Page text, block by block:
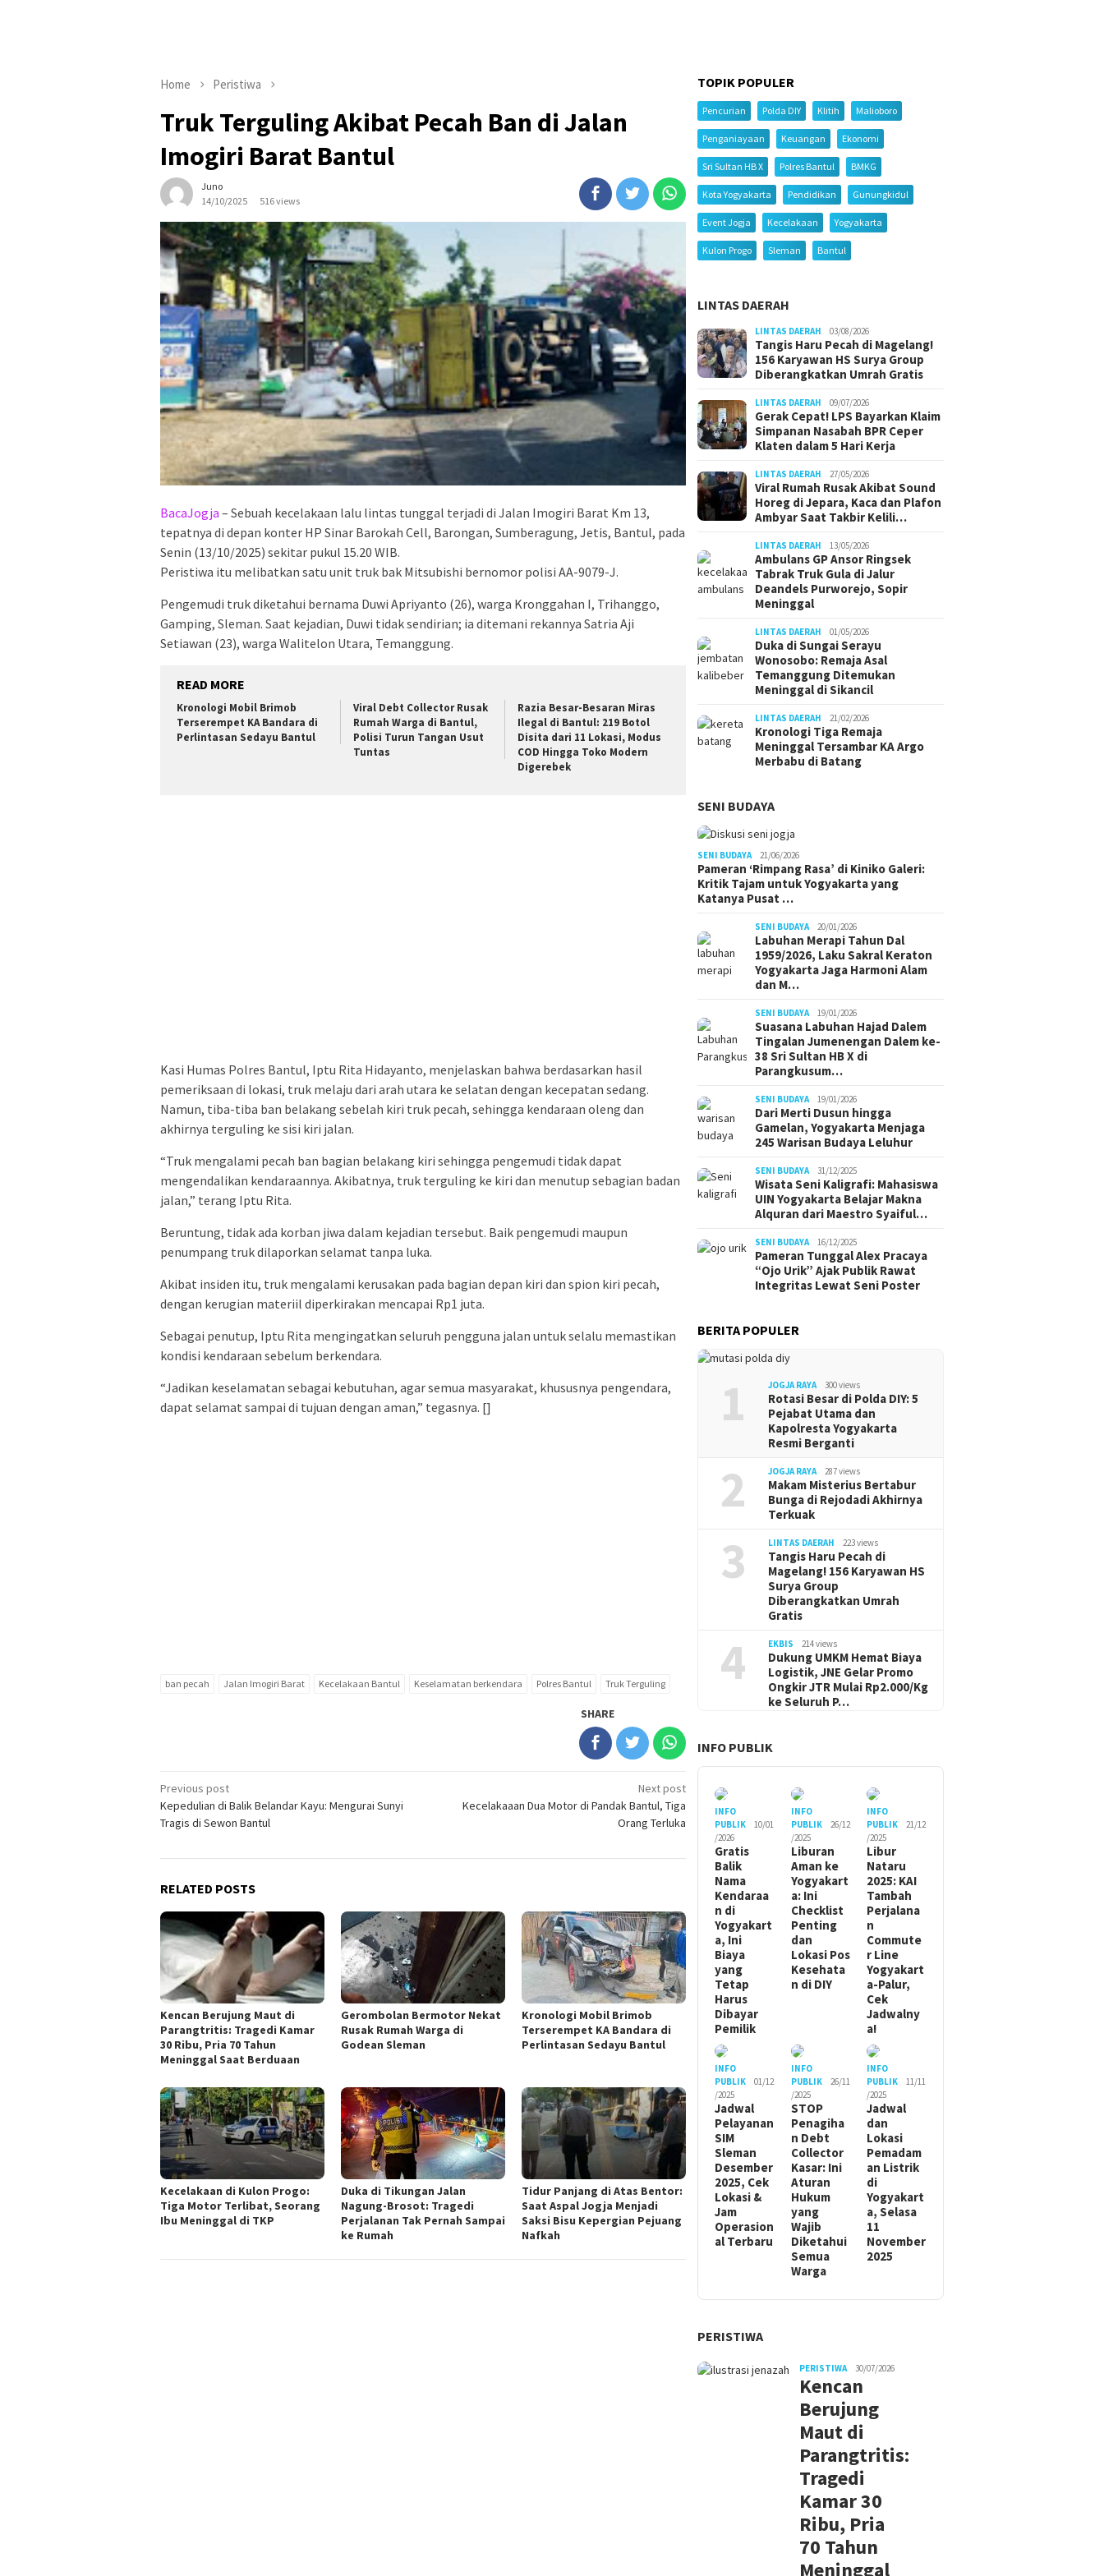
Home Peristiwa
Truk Terguling Akibat Pecah Ban di Jalan
Imogiri Barat Bantul
Juno
14/10/2025
516 views
BacaJogja – Sebuah kecelakaan lalu lintas tunggal terjadi di Jalan Imogiri Barat Km 13,
tepatnya di depan konter HP Sinar Barokah Cell, Barongan, Sumberagung, Jetis, Bantul, pada
Senin (13/10/2025) sekitar pukul 15.20 WIB.
Peristiwa itu melibatkan satu unit truk bak Mitsubishi bernomor polisi AA-9079-J.
Pengemudi truk diketahui bernama Duwi Apriyanto (26), warga Kronggahan I, Trihanggo,
Gamping, Sleman. Saat kejadian, Duwi tidak sendirian; ia ditemani rekannya Satria Aji
Setiawan (23), warga Walitelon Utara, Temanggung.
READ MORE
Kronologi Mobil Brimob
Terserempet KA Bandara di
Perlintasan Sedayu Bantul
Viral Debt Collector Rusak
Rumah Warga di Bantul,
Polisi Turun Tangan Usut
Tuntas
Razia Besar-Besaran Miras
Ilegal di Bantul: 219 Botol
Disita dari 11 Lokasi, Modus
COD Hingga Toko Modern
Digerebek
Kasi Humas Polres Bantul, Iptu Rita Hidayanto, menjelaskan bahwa berdasarkan hasil
pemeriksaan di lokasi, truk melaju dari arah utara ke selatan dengan kecepatan sedang.
Namun, tiba-tiba ban belakang sebelah kiri truk pecah, sehingga kendaraan oleng dan
akhirnya terguling ke sisi kiri jalan.
“Truk mengalami pecah ban bagian belakang kiri sehingga pengemudi tidak dapat
mengendalikan kendaraannya. Akibatnya, truk terguling ke kiri dan menutup sebagian badan
jalan,” terang Iptu Rita.
Beruntung, tidak ada korban jiwa dalam kejadian tersebut. Baik pengemudi maupun
penumpang truk dilaporkan selamat tanpa luka.
Akibat insiden itu, truk mengalami kerusakan pada bagian depan kiri dan spion kiri pecah,
dengan kerugian materiil diperkirakan mencapai Rp1 juta.
Sebagai penutup, Iptu Rita mengingatkan seluruh pengguna jalan untuk selalu memastikan
kondisi kendaraan sebelum berkendara.
“Jadikan keselamatan sebagai kebutuhan, agar semua masyarakat, khususnya pengendara,
dapat selamat sampai di tujuan dengan aman,” tegasnya. []
ban pecah Jalan Imogiri Barat Kecelakaan Bantul Keselamatan berkendara Polres Bantul Truk Terguling
SHARE
Post
navigation
Previous post
Kepedulian di Balik Belandar Kayu: Mengurai Sunyi
Tragis di Sewon Bantul
Next post
Kecelakaaan Dua Motor di Pandak Bantul, Tiga
Orang Terluka
RELATED POSTS
Kencan Berujung Maut di
Parangtritis: Tragedi Kamar
30 Ribu, Pria 70 Tahun
Meninggal Saat Berduaan
Gerombolan Bermotor Nekat
Rusak Rumah Warga di
Godean Sleman
Kronologi Mobil Brimob
Terserempet KA Bandara di
Perlintasan Sedayu Bantul
Kecelakaan di Kulon Progo:
Tiga Motor Terlibat, Seorang
Ibu Meninggal di TKP
Duka di Tikungan Jalan
Nagung-Brosot: Tragedi
Perjalanan Tak Pernah Sampai
ke Rumah
Tidur Panjang di Atas Bentor:
Saat Aspal Jogja Menjadi
Saksi Bisu Kepergian Pejuang
Nafkah
TOPIK POPULER
Pencurian Polda DIY Klitih Malioboro
Penganiayaan Keuangan Ekonomi
Sri Sultan HB X Polres Bantul BMKG
Kota Yogyakarta Pendidikan Gunungkidul
Event Jogja Kecelakaan Yogyakarta
Kulon Progo Sleman Bantul
LINTAS DAERAH
LINTAS DAERAH 03/08/2026
Tangis Haru Pecah di Magelang!
156 Karyawan HS Surya Group
Diberangkatkan Umrah Gratis
LINTAS DAERAH 09/07/2026
Gerak Cepat! LPS Bayarkan Klaim
Simpanan Nasabah BPR Ceper
Klaten dalam 5 Hari Kerja
LINTAS DAERAH 27/05/2026
Viral Rumah Rusak Akibat Sound
Horeg di Jepara, Kaca dan Plafon
Ambyar Saat Takbir Kelili…
LINTAS DAERAH 13/05/2026
Ambulans GP Ansor Ringsek
Tabrak Truk Gula di Jalur
Deandels Purworejo, Sopir
Meninggal
LINTAS DAERAH 01/05/2026
Duka di Sungai Serayu
Wonosobo: Remaja Asal
Temanggung Ditemukan
Meninggal di Sikancil
LINTAS DAERAH 21/02/2026
Kronologi Tiga Remaja
Meninggal Tersambar KA Argo
Merbabu di Batang
SENI BUDAYA
SENI BUDAYA 21/06/2026
Pameran ‘Rimpang Rasa’ di Kiniko Galeri:
Kritik Tajam untuk Yogyakarta yang
Katanya Pusat …
SENI BUDAYA 20/01/2026
Labuhan Merapi Tahun Dal
1959/2026, Laku Sakral Keraton
Yogyakarta Jaga Harmoni Alam
dan M…
SENI BUDAYA 19/01/2026
Suasana Labuhan Hajad Dalem
Tingalan Jumenengan Dalem ke-
38 Sri Sultan HB X di
Parangkusum…
SENI BUDAYA 19/01/2026
Dari Merti Dusun hingga
Gamelan, Yogyakarta Menjaga
245 Warisan Budaya Leluhur
SENI BUDAYA 31/12/2025
Wisata Seni Kaligrafi: Mahasiswa
UIN Yogyakarta Belajar Makna
Alquran dari Maestro Syaiful…
SENI BUDAYA 16/12/2025
Pameran Tunggal Alex Pracaya
“Ojo Urik” Ajak Publik Rawat
Integritas Lewat Seni Poster
BERITA POPULER
1 JOGJA RAYA 300 views
Rotasi Besar di Polda DIY: 5
Pejabat Utama dan
Kapolresta Yogyakarta
Resmi Berganti
2 JOGJA RAYA 287 views
Makam Misterius Bertabur
Bunga di Rejodadi Akhirnya
Terkuak
3 LINTAS DAERAH 223 views
Tangis Haru Pecah di
Magelang! 156 Karyawan HS
Surya Group
Diberangkatkan Umrah
Gratis
4 EKBIS 214 views
Dukung UMKM Hemat Biaya
Logistik, JNE Gelar Promo
Ongkir JTR Mulai Rp2.000/Kg
ke Seluruh P…
INFO PUBLIK
INFO
PUBLIK
10/01
/2026
Gratis
Balik
Nama
Kendaraa
n di
Yogyakart
a, Ini
Biaya
yang
Tetap
Harus
Dibayar
Pemilik
INFO
PUBLIK
26/12
/2025
Liburan
Aman ke
Yogyakart
a: Ini
Checklist
Penting
dan
Lokasi Pos
Kesehata
n di DIY
INFO
PUBLIK
21/12
/2025
Libur
Nataru
2025: KAI
Tambah
Perjalana
n
Commute
r Line
Yogyakart
a-Palur,
Cek
Jadwalny
a!
INFO
PUBLIK
01/12
/2025
Jadwal
Pelayanan
SIM
Sleman
Desember
2025, Cek
Lokasi &
Jam
Operasion
al Terbaru
INFO
PUBLIK
26/11
/2025
STOP
Penagiha
n Debt
Collector
Kasar: Ini
Aturan
Hukum
yang
Wajib
Diketahui
Semua
Warga
INFO
PUBLIK
11/11
/2025
Jadwal
dan
Lokasi
Pemadam
an Listrik
di
Yogyakart
a, Selasa
11
November
2025
PERISTIWA
PERISTIWA 30/07/2026
Kencan
Berujung
Maut di
Parangtritis:
Tragedi
Kamar 30
Ribu, Pria
70 Tahun
Meninggal